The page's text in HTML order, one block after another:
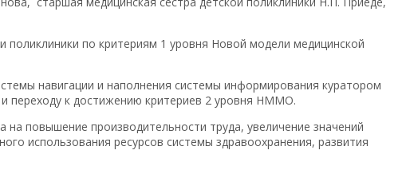
по критериям 1 уровня Новой модели медицинской
навигации и наполнения системы информирования куратором
переходу к достижению критериев 2 уровня НММО.
повышение производительности труда, увеличение значений
использования ресурсов системы здравоохранения, развития